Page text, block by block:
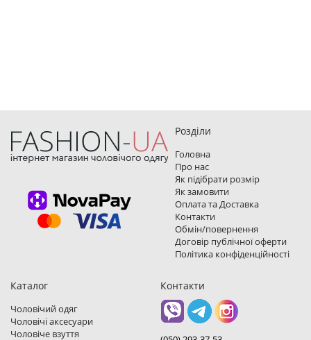
Розділи
Головна
Про нас
Як підібрати розмір
Як замовити
Оплата та Доставка
Контакти
Обмін/повернення
Договір публічної оферти
Політика конфіденційності
Каталог
Чоловічий одяг
Чоловічі аксесуари
Чоловіче взуття
Контакти